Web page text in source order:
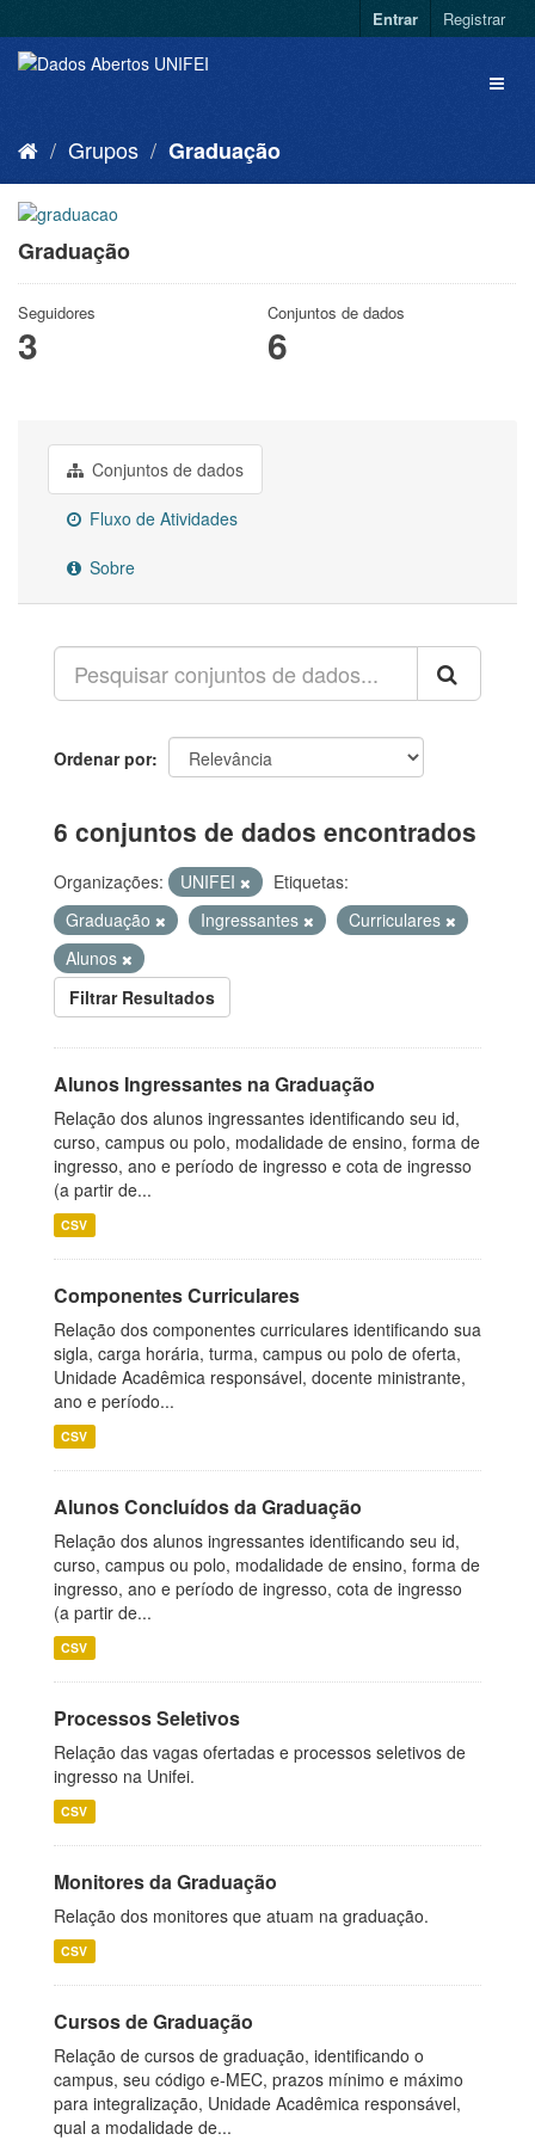
Entrar Registrar
Grupos Graduação
Graduação
Seguidores
3
Conjuntos de dados
6
Conjuntos de dados
Fluxo de Atividades
Sobre
Ordenar por
6 conjuntos de dados encontrados
Organizações: UNIFEI
Etiquetas:
Graduação
Ingressantes
Curriculares
Alunos
Filtrar Resultados
Alunos Ingressantes na Graduação
Relação dos alunos ingressantes identificando seu id,
curso, campus ou polo, modalidade de ensino, forma de
ingresso, ano e período de ingresso e cota de ingresso
(a partir de...
CSV
Componentes Curriculares
Relação dos componentes curriculares identificando sua
sigla, carga horária, turma, campus ou polo de oferta,
Unidade Acadêmica responsável, docente ministrante,
ano e período...
CSV
Alunos Concluídos da Graduação
Relação dos alunos ingressantes identificando seu id,
curso, campus ou polo, modalidade de ensino, forma de
ingresso, ano e período de ingresso, cota de ingresso
(a partir de...
CSV
Processos Seletivos
Relação das vagas ofertadas e processos seletivos de
ingresso na Unifei.
CSV
Monitores da Graduação
Relação dos monitores que atuam na graduação.
CSV
Cursos de Graduação
Relação de cursos de graduação, identificando o
campus, seu código e-MEC, prazos mínimo e máximo
para integralização, Unidade Acadêmica responsável,
qual a modalidade de...